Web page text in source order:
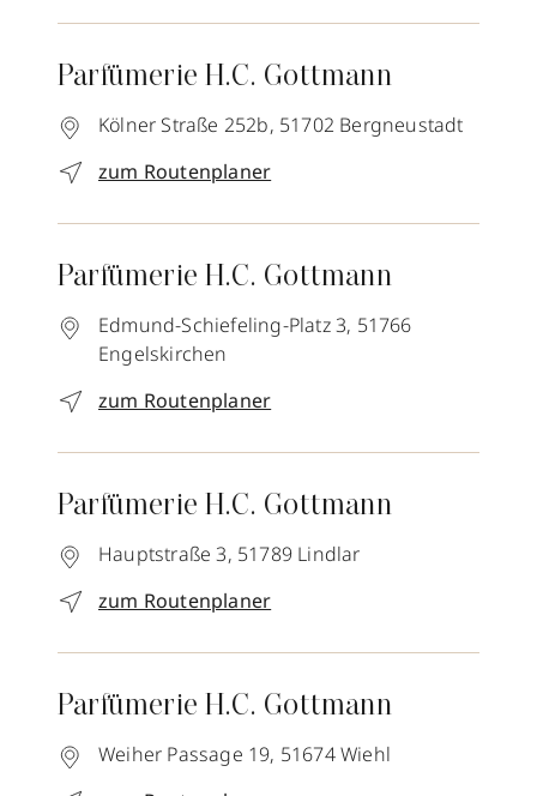
Parfümerie H.C. Gottmann
Kölner Straße 252b, 51702 Bergneustadt
zum Routenplaner
Parfümerie H.C. Gottmann
Edmund-Schiefeling-Platz 3, 51766
Engelskirchen
zum Routenplaner
Parfümerie H.C. Gottmann
Hauptstraße 3, 51789 Lindlar
zum Routenplaner
Parfümerie H.C. Gottmann
Weiher Passage 19, 51674Wiehl